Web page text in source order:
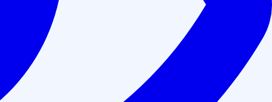
Аккредитованы на портале НМО Минздрава РФ